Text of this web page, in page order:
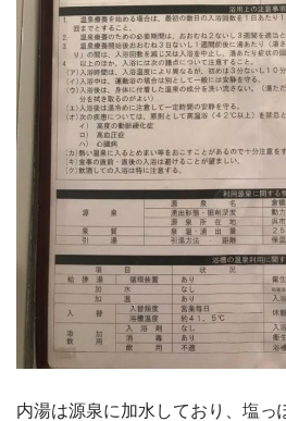
内湯は源泉に加水しており、塩っ